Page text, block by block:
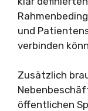
und
verbinden
Zusätzlich
öffentlichen